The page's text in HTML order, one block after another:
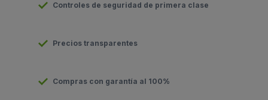
Controles de seguridad de primera clase
Precios transparentes
Compras con garantía al 100%